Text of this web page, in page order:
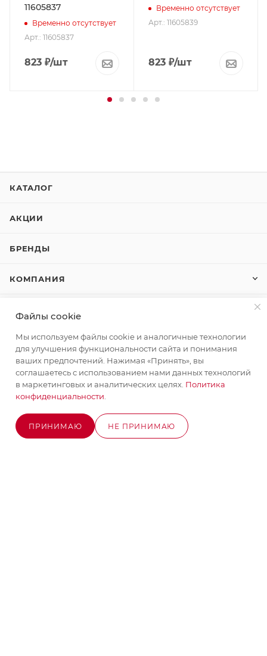
В КОРЗИНУ
11605837
Временно отсутствует
Арт.: 11605837
823 ₽/шт
Временно отсутствует
Арт.: 11605839
823 ₽/шт
КАТАЛОГ
АКЦИИ
БРЕНДЫ
КОМПАНИЯ
КОНТАКТЫ
+7 (495) 580-58-52 ЗАКАЗАТЬ ЗВОНОК
г. Москва, Варшавское ш, вл. 248,
Файлы cookie
Мы используем файлы cookie и аналогичные технологии
для улучшения функциональности сайта и понимания
ваших предпочтений. Нажимая «Принять», вы
соглашаетесь с использованием нами данных технологий
в маркетинговых и аналитических целях. Политика
конфиденциальности
ПРИНИМАЮ НЕ ПРИНИМАЮ